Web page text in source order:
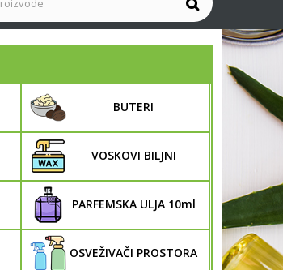
BUTERI
VOSKOVI BILJNI
PARFEMSKA ULJA 10ml
OSVEŽIVAČI PROSTORA